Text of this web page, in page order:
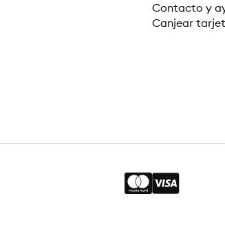
Contacto y
Canjear